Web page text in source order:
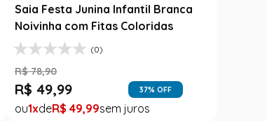
Saia Festa Junina Infantil Branca
Noivinha com Fitas Coloridas
(0)
R$ 78,90
R$ 49,99 37% OFF
1 R$ 49,99